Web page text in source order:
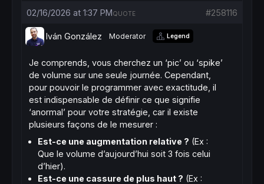
02/16/2026 at 1:37 PM #258116
QUOTE
Iván González Moderator Legend
Je comprends, vous cherchez un ‘pic’ ou ‘spike’
de volume sur une seule journée. Cependant,
pour pouvoir le programmer avec exactitude, il
est indispensable de définir ce que signifie
‘anormal’ pour votre stratégie, car il existe
plusieurs façons de le mesurer :
Est-ce une augmentation relative ? (Ex :
Que le volume d’aujourd’hui soit 3 fois celui
d’hier).
Est-ce une cassure de plus haut ? (Ex :